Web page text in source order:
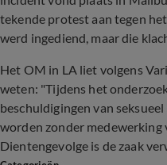
tekende protest aan tegen
werd ingediend, maar die
Het OM in LA liet volgens
weten: "Tijdens het
beschuldigingen van
worden zonder medewerking
Dientengevolge is de zaak